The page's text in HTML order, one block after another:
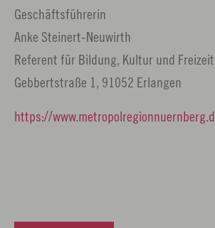
Geschäftsführerin
Anke Steinert-Neuwirth
Referent für Bildung, Kultur und Freizeit
Gebbertstraße 1, 91052 Erlangen
https://